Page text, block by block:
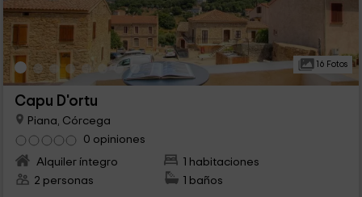
16 Fotos
Capu D'ortu
Piana, Córcega
0 opiniones
Alquiler íntegro
1 habitaciones
2 personas
1 baños